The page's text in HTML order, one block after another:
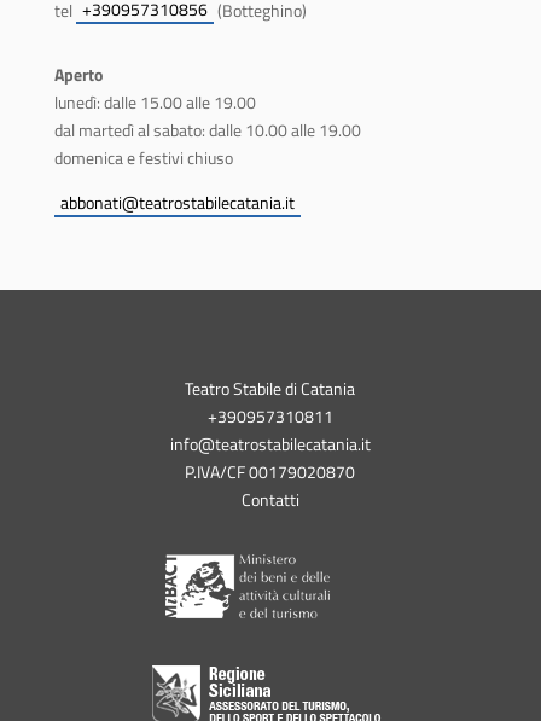
tel +390957310856 (Botteghino)
Aperto
lunedì: dalle 15.00 alle 19.00
dal martedì al sabato: dalle 10.00 alle 19.00
domenica e festivi chiuso
abbonati@teatrostabilecatania.it
Teatro Stabile di Catania
+390957310811
info@teatrostabilecatania.it
P.IVA/CF 00179020870
Contatti